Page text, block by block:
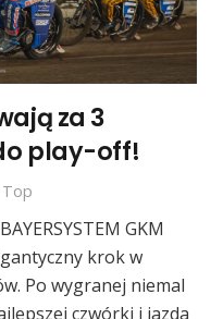
za 3
play-off!
Top
GKM
krok w
Po wygranej niemal
czwórki i jazda